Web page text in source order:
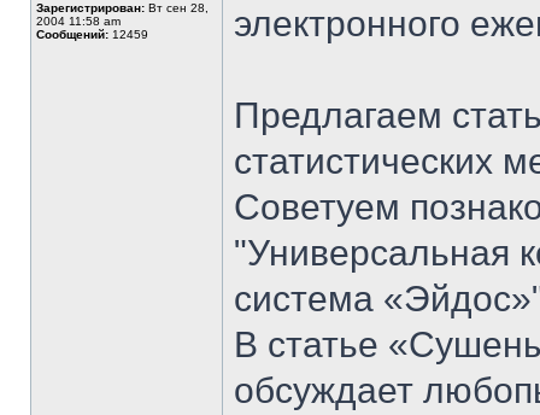
Зарегистрирован: Вт сен 28,
2004 11:58 am
Сообщений: 12459
электронного
Предлагаем
статистических
Советуем
"Универсальная
система
В статье
обсуждает